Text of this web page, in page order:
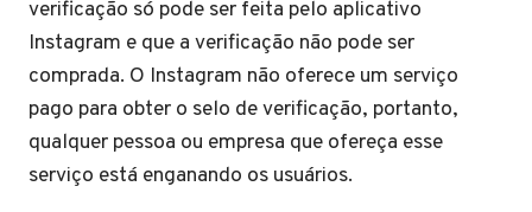
verificação só pode ser feita pelo aplicativo
Instagram e que a verificação não pode ser
comprada. O Instagram não oferece um serviço
pago para obter o selo de verificação, portanto,
qualquer pessoa ou empresa que ofereça esse
serviço está enganando os usuários.